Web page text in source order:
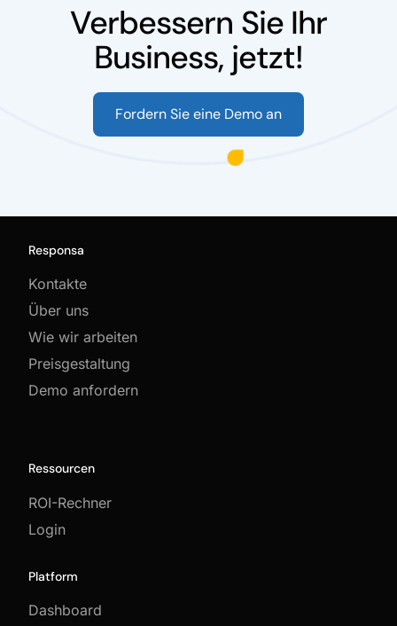
Verbessern Sie Ihr
Business, jetzt!
Fordern Sie eine Demo an
Responsa
Kontakte
Über uns
Wie wir arbeiten
Preisgestaltung
Demo anfordern
Ressourcen
ROI-Rechner
Login
Platform
Dashboard